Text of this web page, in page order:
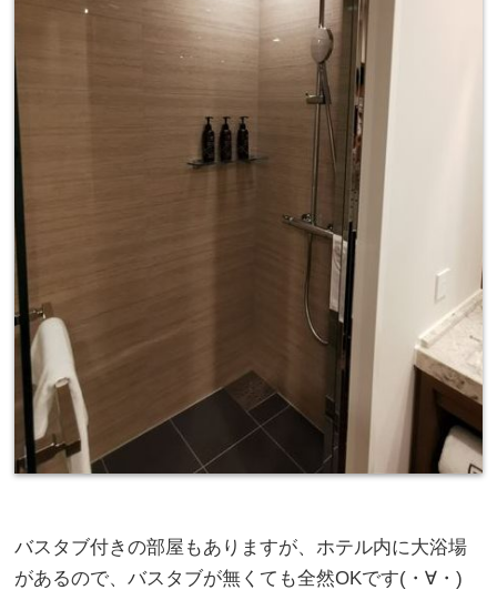
バスタブ付きの部屋もありますが、ホテル内に大浴場
があるので、バスタブが無くても全然OKです(・∀・)